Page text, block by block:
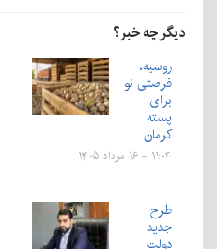
دیگر چه خبر؟
روسیه،
فرصتی نو
برای
پسته
کرمان
۱۱:۰۴ - ۱۶ مرداد ۱۴۰۵
طرح
جدید
دولت